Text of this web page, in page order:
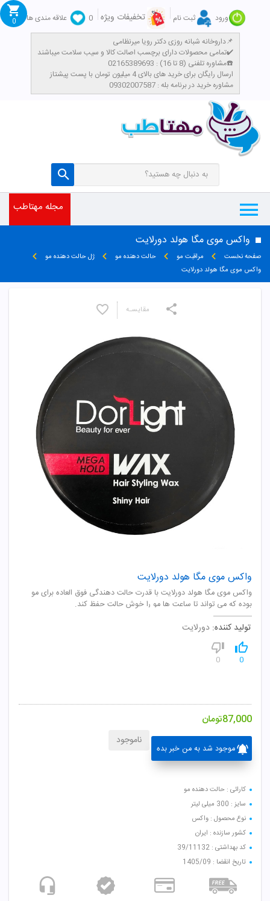
ورود ثبت نام تخفیفات ویژه 0
علاقه مندی ها
داروخانه شبانه روزی دکتر رویا میرنظامی📌
تمامی محصولات دارای برچسب اصالت کالا و سیب سلامت میباشند✔️
مشاوره تلفنی (8 تا 16) : 02165389693☎️
​ارسال رایگان برای خرید های بالای 4 میلیون تومان با پست پیشتاز
مشاوره خرید در برنامه بله : 09302007587
0
مجله مهتاطب
واکس موی مگا هولد دورلایت
صفحه نخست مراقبت مو حالت دهنده مو
ژل حالت دهنده مو
واکس موی مگا هولد دورلایت
واکس موی مگا هولد دورلایت
واکس موی مگا هولد دورلایت با قدرت حالت دهندگی فوق العاده برای مو
بوده که می تواند تا ساعت ها مو را خوش حالت حفظ کند.
تولید کننده: دورلایت
0
0
87,000تومان
موجود شد به من خبر بده
ناموجود
مقایسـه
کارائی : حالت دهنده مو
سایز : 300 میلی لیتر
نوع محصول : واکس
کشور سازنده : ایران
کد بهداشتی : 39/11132
تاریخ انقضا : 1405/09